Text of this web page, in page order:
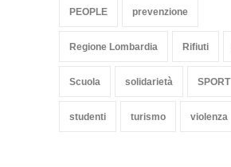
PEOPLE prevenzione
Regione Lombardia Rifiuti
Scuola solidarietà SPORT
studenti turismo violenza